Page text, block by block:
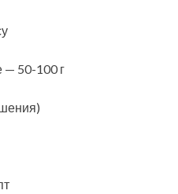
— 50-100 г